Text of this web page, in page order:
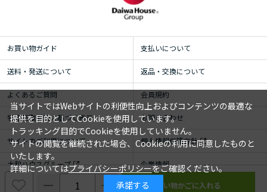
お買い物ガイド 支払いについて
送料・発送について 返品・交換について
よくあるご質問 会員規約
特定商取引法に基づく表示 お問い合わせ
サイトのご利用について 個人情報保護方針
大和ハウスグループ 企業情報
当サイトではWebサイトの利便性向上およびコンテンツの最適な
提供を目的としてCookieを使用しています。
トラッキング目的でCookieを使用していません。
サイトの閲覧を継続された場合、Cookieの利用に同意したものと
いたします。
詳細についてはプライバシーポリシーをご確認ください。
承諾する